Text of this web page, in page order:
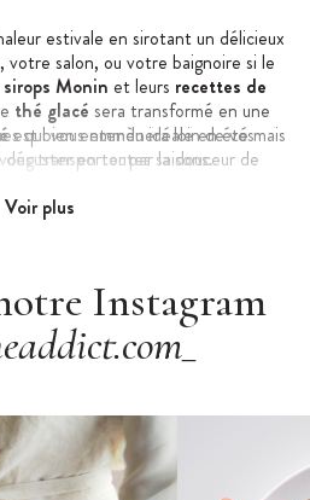
estivale en sirotant un délicieux
votre salon, ou votre baignoire si le
sirops Monin et leurs recettes de
thé glacé sera transformé en une
qui vous emmènera loin de vos
transporter par la douceur de
un peu d'huile de coude et la
est bien entendu idéale en été mais
en toutes saisons.
Voir plus
Instagram